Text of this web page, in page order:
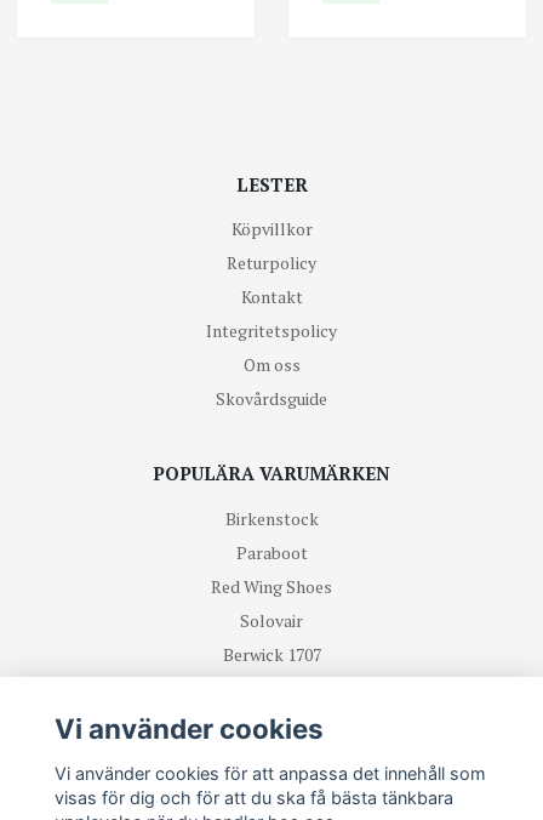
LESTER
Köpvillkor
Returpolicy
Kontakt
Integritetspolicy
Om oss
Skovårdsguide
POPULÄRA VARUMÄRKEN
Birkenstock
Paraboot
Red Wing Shoes
Solovair
Berwick 1707
TA DEL UTAV NYHETER OCH ERBJUDANDEN FÖRST
Vi använder cookies
Vi använder cookies för att anpassa det innehåll som
visas för dig och för att du ska få bästa tänkbara